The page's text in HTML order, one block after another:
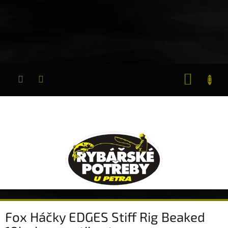
Fox Háčky EDGES Stiff Rig Beaked